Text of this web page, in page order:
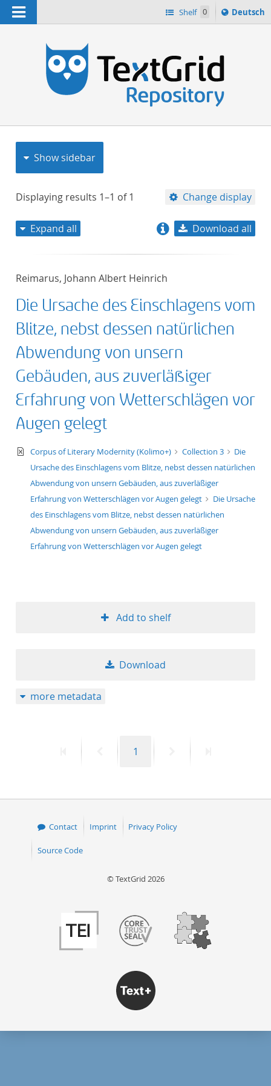
Navigation Shelf 0
Sprache
ï¿½ndern
Deutsch
Show sidebar
Displaying results 1–1 of1 Change display
title descending
format
publication date
10
20
Expand all Download all
Reimarus, Johann Albert Heinrich
Die Ursache des Einschlagens vom
Blitze, nebst dessen natürlichen
Abwendung von unsern
Gebäuden, aus zuverläßiger
Erfahrung von Wetterschlägen vor
Augen gelegt
text/xml
Corpus of Literary Modernity (Kolimo+) Collection 3
Die
Ursache des Einschlagens vom Blitze, nebst dessen natürlichen
Abwendung von unsern Gebäuden, aus zuverläßiger
Erfahrung von Wetterschlägen vor Augen gelegt
Die Ursache
des Einschlagens vom Blitze, nebst dessen natürlichen
Abwendung von unsern Gebäuden, aus zuverläßiger
Erfahrung von Wetterschlägen vor Augen gelegt
Add to shelf
Download
more metadata
PreviousPage
1
Contact Imprint Privacy Policy
Source Code
© TextGrid 2026